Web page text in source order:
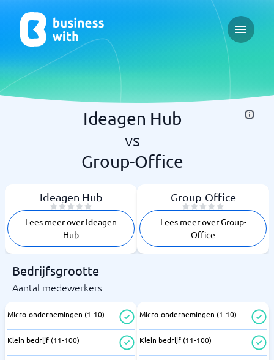
Open
Ideagen Hub
vs
Group-Office
Ideagen Hub
Lees meer over Ideagen
Hub
Group-Office
Lees meer over Group-
Office
Bedrijfsgrootte
Aantal medewerkers
Micro-ondernemingen (1-10)
Klein bedrijf (11-100)
Micro-ondernemingen (1-10)
Klein bedrijf (11-100)